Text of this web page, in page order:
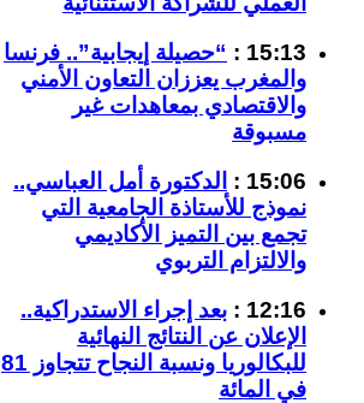
15:13 :
“حصيلة إيجابية”.. فرنسا
والمغرب يعززان التعاون الأمني
والاقتصادي بمعاهدات غير
مسبوقة
15:06 :
الدكتورة أمل العباسي..
نموذج للأستاذة الجامعية التي
تجمع بين التميز الأكاديمي
والالتزام التربوي
12:16 :
بعد إجراء الاستدراكية..
الإعلان عن النتائج النهائية
للبكالوريا ونسبة النجاح تتجاوز 81
في المائة